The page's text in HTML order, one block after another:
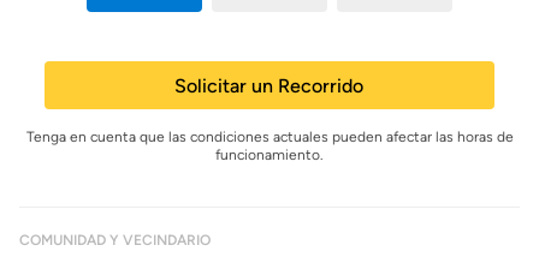
Solicitar un Recorrido
Tenga en cuenta que las condiciones actuales pueden afectar las horas de
funcionamiento.
COMUNIDAD Y VECINDARIO